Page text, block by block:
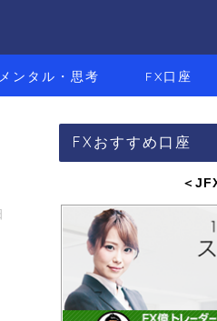
メンタル・思考 FX口座
FXおすすめ口座
＜